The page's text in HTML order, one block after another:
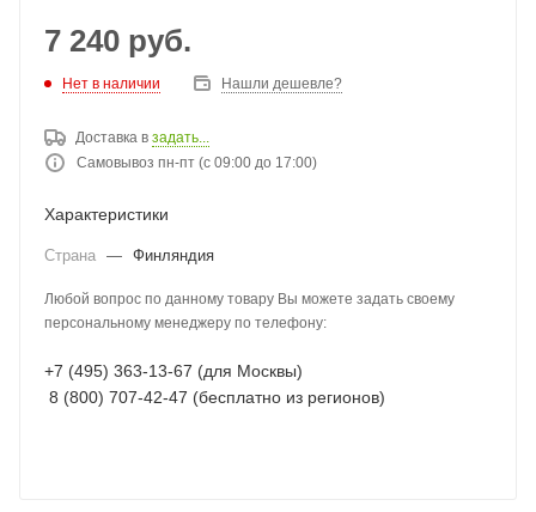
7 240 руб.
Нет в наличии Нашли дешевле?
Доставка в задать...
Самовывоз пн-пт (с 09:00 до 17:00)
Характеристики
Страна — Финляндия
Любой вопрос по данному товару Вы можете задать своему
персональному менеджеру по телефону:
+7 (495) 363-13-67 (для Москвы)
8 (800) 707-42-47 (бесплатно из регионов)